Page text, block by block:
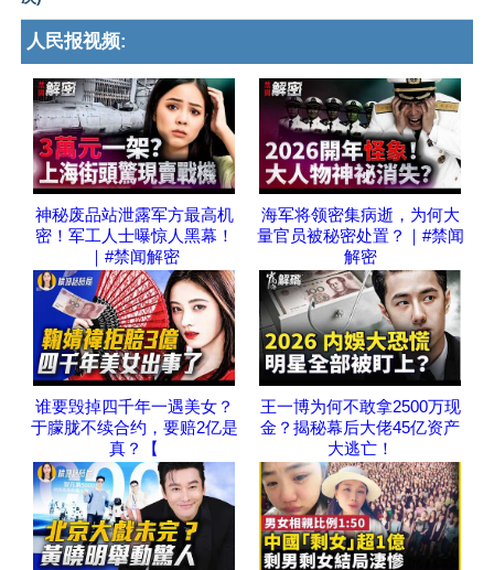
人民报视频:
神秘废品站泄露军方最高机
密！军工人士曝惊人黑幕！
｜#禁闻解密
海军将领密集病逝，为何大
量官员被秘密处置？｜#禁闻
解密
谁要毁掉四千年一遇美女？
于朦胧不续合约，要赔2亿是
真？【
王一博为何不敢拿2500万现
金？揭秘幕后大佬45亿资产
大逃亡！